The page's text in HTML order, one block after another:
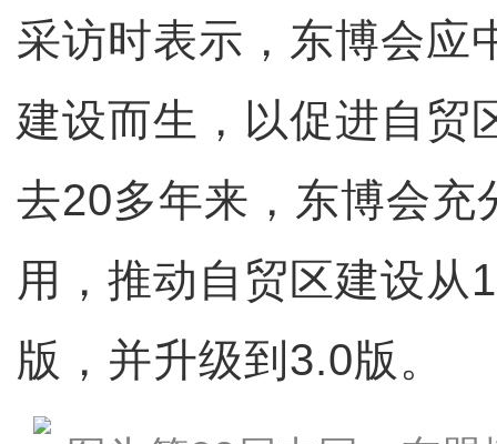
采访时表示，东博会
建设而生，以促进自贸
去20多年来，东博会充
用，推动自贸区建设从
版，并升级到3.0版。